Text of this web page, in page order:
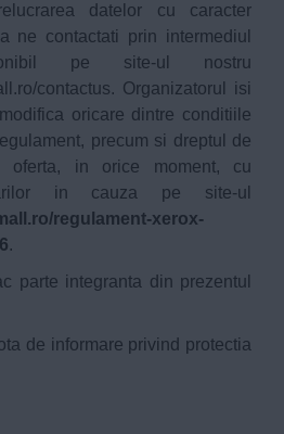
datelor cu caracter
ne contactati prin intermediul
pe site-ul nostru
contactus. Organizatorul isi
oricare dintre conditiile
precum si dreptul de
oferta, in orice moment, cu
in cauza pe site-ul
regulament-xerox-
.
parte integranta din prezentul
informare privind protectia